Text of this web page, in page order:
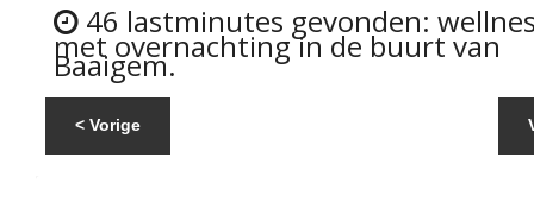
46 lastminutes gevonden:
met overnachting in de buurt van
Baaigem.
< Vorige